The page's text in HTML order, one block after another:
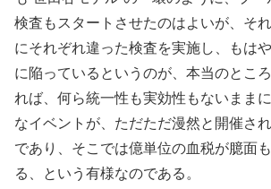
検査もスタートさせたのはよいが、そ
にそれぞれ違った検査を実施し、もは
に陥っているというのが、本当のとこ
れば、何ら統一性も実効性もないまま
なイベントが、ただただ漫然と開催さ
であり、そこでは億単位の血税が臆面
る、という有様なのである。